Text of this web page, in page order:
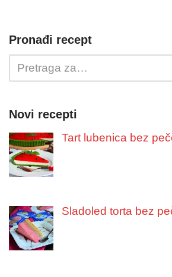
Pronađi recept
Novi recepti
Tart lubenica bez
Sladoled torta bez